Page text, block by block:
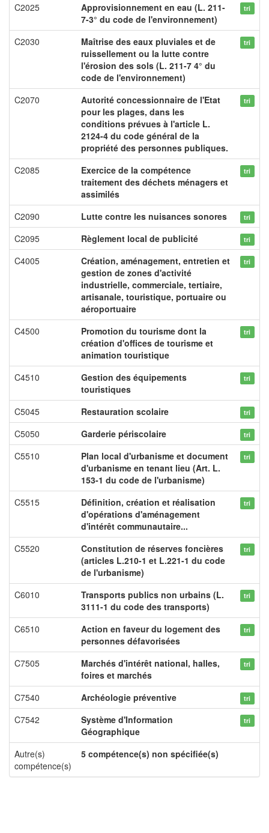
C2025
Approvisionnement en eau (L. 211-
7-3° du code de l'environnement)
tri
C2030
Maîtrise des eaux pluviales et de
ruissellement ou la lutte contre
l'érosion des sols (L. 211-7 4° du
code de l'environnement)
tri
C2070
Autorité concessionnaire de l'Etat
pour les plages, dans les
conditions prévues à l'article L.
2124-4 du code général de la
propriété des personnes publiques.
tri
C2085
Exercice de la compétence
traitement des déchets ménagers et
assimilés
tri
C2090 Lutte contre les nuisances sonores tri
C2095 Règlement local de publicité tri
C4005
Création, aménagement, entretien et
gestion de zones d'activité
industrielle, commerciale, tertiaire,
artisanale, touristique, portuaire ou
aéroportuaire
tri
C4500
Promotion du tourisme dont la
création d'offices de tourisme et
animation touristique
tri
C4510
Gestion des équipements
touristiques
tri
C5045 Restauration scolaire tri
C5050 Garderie périscolaire tri
C5510
Plan local d'urbanisme et document
d'urbanisme en tenant lieu (Art. L.
153-1 du code de l'urbanisme)
tri
C5515
Définition, création et réalisation
d'opérations d'aménagement
d'intérêt communautaire...
tri
C5520
Constitution de réserves foncières
(articles L.210-1 et L.221-1 du code
de l'urbanisme)
tri
C6010
Transports publics non urbains (L.
3111-1 du code des transports)
tri
C6510
Action en faveur du logement des
personnes défavorisées
tri
C7505
Marchés d'intérêt national, halles,
foires et marchés
tri
C7540 Archéologie préventive tri
C7542
Système d'Information
Géographique
tri
Autre(s)
compétence(s)
5 compétence(s) non spécifiée(s)